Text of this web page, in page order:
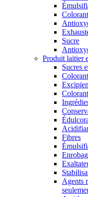
Sucre
Produit laitier
Sucres
Fibres
Agents